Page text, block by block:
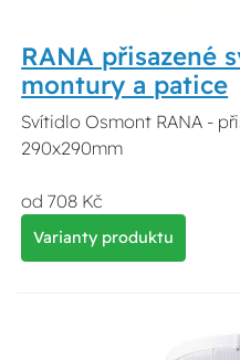
RANA přisazené
montury a patice
Svítidlo Osmont RANA -
290x290mm
od 708 Kč
Varianty produktu